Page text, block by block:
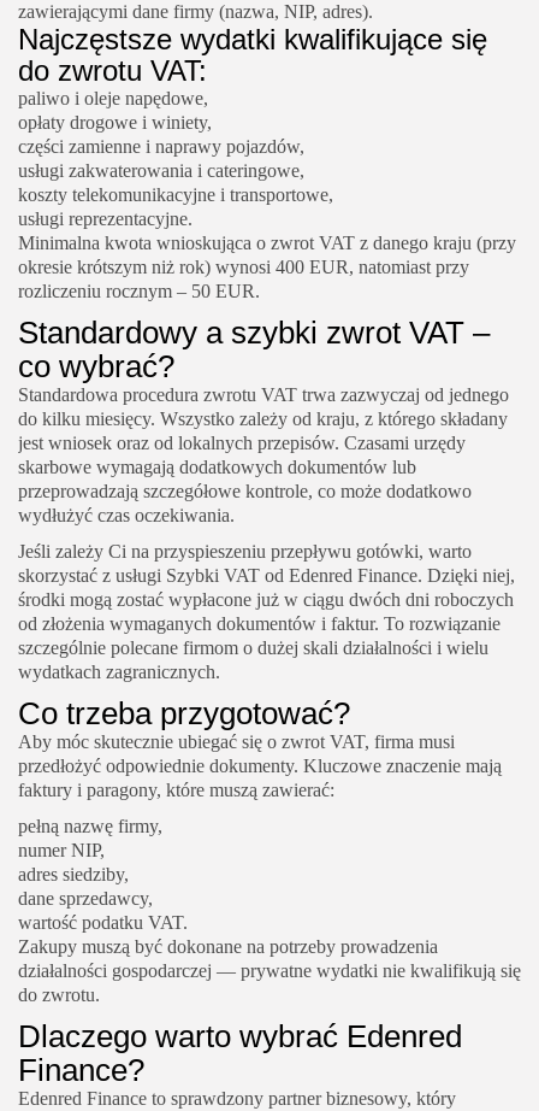
zawierającymi dane firmy (nazwa, NIP, adres).
Najczęstsze wydatki kwalifikujące się
do zwrotu VAT:
paliwo i oleje napędowe,
opłaty drogowe i winiety,
części zamienne i naprawy pojazdów,
usługi zakwaterowania i cateringowe,
koszty telekomunikacyjne i transportowe,
usługi reprezentacyjne.
Minimalna kwota wnioskująca o zwrot VAT z danego kraju (przy
okresie krótszym niż rok) wynosi 400 EUR, natomiast przy
rozliczeniu rocznym – 50 EUR.
Standardowy a szybki zwrot VAT –
co wybrać?
Standardowa procedura zwrotu VAT trwa zazwyczaj od jednego
do kilku miesięcy. Wszystko zależy od kraju, z którego składany
jest wniosek oraz od lokalnych przepisów. Czasami urzędy
skarbowe wymagają dodatkowych dokumentów lub
przeprowadzają szczegółowe kontrole, co może dodatkowo
wydłużyć czas oczekiwania.
Jeśli zależy Ci na przyspieszeniu przepływu gotówki, warto
skorzystać z usługi Szybki VAT od Edenred Finance. Dzięki niej,
środki mogą zostać wypłacone już w ciągu dwóch dni roboczych
od złożenia wymaganych dokumentów i faktur. To rozwiązanie
szczególnie polecane firmom o dużej skali działalności i wielu
wydatkach zagranicznych.
Co trzeba przygotować?
Aby móc skutecznie ubiegać się o zwrot VAT, firma musi
przedłożyć odpowiednie dokumenty. Kluczowe znaczenie mają
faktury i paragony, które muszą zawierać:
pełną nazwę firmy,
numer NIP,
adres siedziby,
dane sprzedawcy,
wartość podatku VAT.
Zakupy muszą być dokonane na potrzeby prowadzenia
działalności gospodarczej — prywatne wydatki nie kwalifikują się
do zwrotu.
Dlaczego warto wybrać Edenred
Finance?
Edenred Finance to sprawdzony partner biznesowy, który